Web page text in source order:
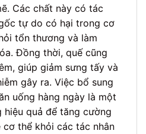
Các chất này có tác
tự do có hại trong cơ
tổn thương và làm
Đồng thời, quế cũng
giúp giảm sưng tấy và
gây ra. Việc bổ sung
uống hàng ngày là một
hiệu quả để tăng cường
cơ thể khỏi các tác nhân